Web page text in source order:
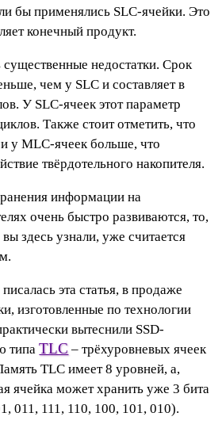
бы применялись SLC-ячейки. Это
конечный продукт.
недостатки. Срок
чем у SLC и составляет в
У SLC-ячеек этот параметр
Также стоит отметить, что
у MLC-ячеек больше, что
твёрдотельного накопителя.
информации на
очень быстро развиваются, то,
здесь узнали, уже считается
эта статья, в продаже
изготовленные по технологии
вытеснили SSD-
типаTLC – трёхуровневых ячеек
TLC имеет 8 уровней, а,
ячейка может хранить уже 3 бита
011, 111, 110, 100, 101, 010).